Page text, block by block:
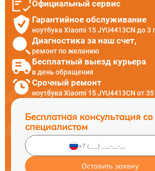
Официальный сервис
Гарантийное обслуживание
ноутбука Xiaomi 15 JYU4413CN до 3
Диагностика за наш счет,
ремонт по желанию
Бесплатный выезд курьера
в день обращения
Срочный ремонт
ноутбука Xiaomi 15 JYU4413CN от
Бесплатная консультация со
специалистом
Оставить заявку